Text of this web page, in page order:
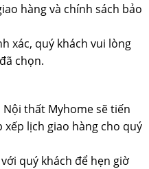
hàng và chính sách bảo
xác, quý khách vui lòng
chọn.
thất Myhome sẽ tiến
xếp lịch giao hàng cho quý
quý khách để hẹn giờ